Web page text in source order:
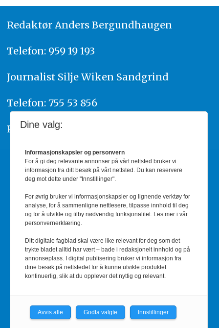
Redaktør Anders Bergundhaugen
Telefon: 959 19 193
Journalist Silje Wiken Sandgrind
Telefon: 755 53 856
Personvern/Cookies
Annonsere
Kontakt oss
red@barnehage.no
RSS-feed
Barnehage.no
Dine valg:
Informasjonskapsler og personvern
For å gi deg relevante annonser på vårt nettsted bruker vi
informasjon fra ditt besøk på vårt nettsted. Du kan reservere
deg mot dette under "Innstillinger".
For øvrig bruker vi informasjonskapsler og lignende verktøy for
analyse, for å sammenligne nettlesere, tilpasse innhold til deg
og for å utvikle og tilby nødvendig funksjonalitet. Les mer i vår
personvernerklæring.
Ditt digitale fagblad skal være like relevant for deg som det
trykte bladet alltid har vært – bade i redaksjonelt innhold og på
annonseplass. I digital publisering bruker vi informasjon fra
dine besøk på nettstedet for å kunne utvikle produktet
kontinuerlig, slik at du opplever det nyttig og relevant.
Avvis alle Godta valgte Innstillinger